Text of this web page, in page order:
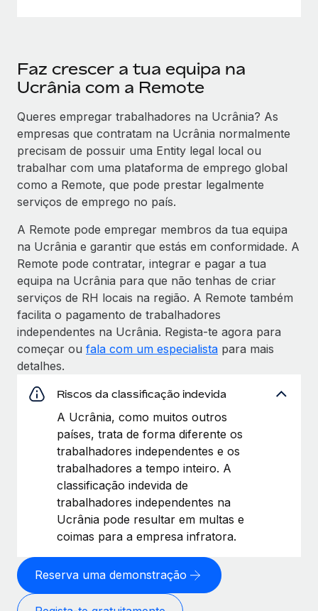
Faz crescer a tua equipa na
Ucrânia com a Remote
Queres empregar trabalhadores na Ucrânia? As
empresas que contratam na Ucrânia normalmente
precisam de possuir uma Entity legal local ou
trabalhar com uma plataforma de emprego global
como a Remote, que pode prestar legalmente
serviços de emprego no país.
A Remote pode empregar membros da tua equipa
na Ucrânia e garantir que estás em conformidade. A
Remote pode contratar, integrar e pagar a tua
equipa na Ucrânia para que não tenhas de criar
serviços de RH locais na região. A Remote também
facilita o pagamento de trabalhadores
independentes na Ucrânia. Regista-te agora para
começar ou fala com um especialista para mais
detalhes.
Riscos da classificação indevida
A Ucrânia, como muitos outros
países, trata de forma diferente os
trabalhadores independentes e os
trabalhadores a tempo inteiro. A
classificação indevida de
trabalhadores independentes na
Ucrânia pode resultar em multas e
coimas para a empresa infratora.
Reserva uma demonstração